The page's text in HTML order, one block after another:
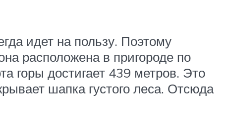
идет на пользу. Поэтому
расположена в пригороде по
горы достигает 439 метров. Это
шапка густого леса. Отсюда